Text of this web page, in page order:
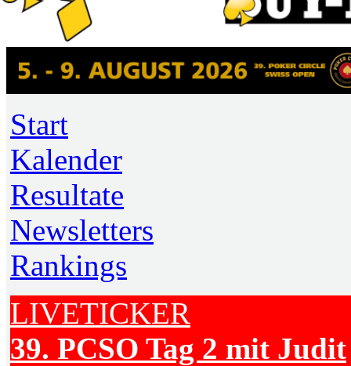
Start
Kalender
Resultate
Newsletters
Rankings
LIVETICKER
39. PCSO Tag 2 mit Judit